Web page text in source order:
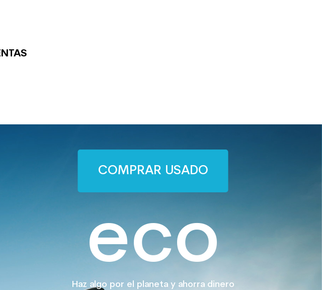
COMPRAR USADO
eco
Haz algo por el planeta y ahorra dinero